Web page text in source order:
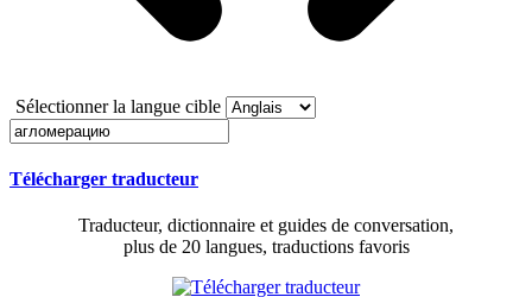
Sélectionner la langue cible
Télécharger traducteur
Traducteur, dictionnaire et guides de conversation,
plus de 20 langues, traductions favoris